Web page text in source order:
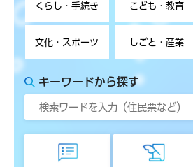
くらし・手続き こども・教育
文化・スポーツ しごと・産業
キーワードから探す